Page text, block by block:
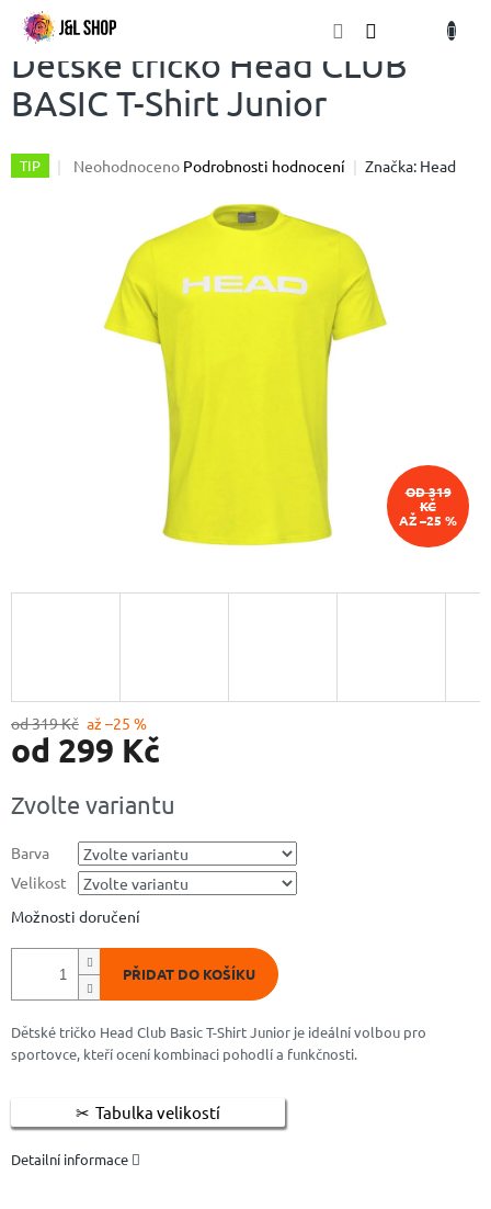
Přejít
obsah
Dětské tričko Head CLUB
BASIC T-Shirt Junior
TIP
Průměrné
hvězdiček.
Neohodnoceno Podrobnosti hodnocení Značka: Head
OD 319
KČ
AŽ –25 %
od 319 Kč až –25 %
od 299 Kč
cena:
Zvolte variantu
Barva
Velikost
Možnosti doručení
PŘIDAT DO KOŠÍKU
Dětské tričko Head Club Basic T-Shirt Junior je ideální volbou pro
sportovce, kteří ocení kombinaci pohodlí a funkčnosti.
Tabulka velikostí
Detailní informace